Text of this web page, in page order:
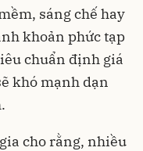
sáng chế hay
khoản phức tạp
chuẩn định giá
khó mạnh dạn
cho rằng, nhiều